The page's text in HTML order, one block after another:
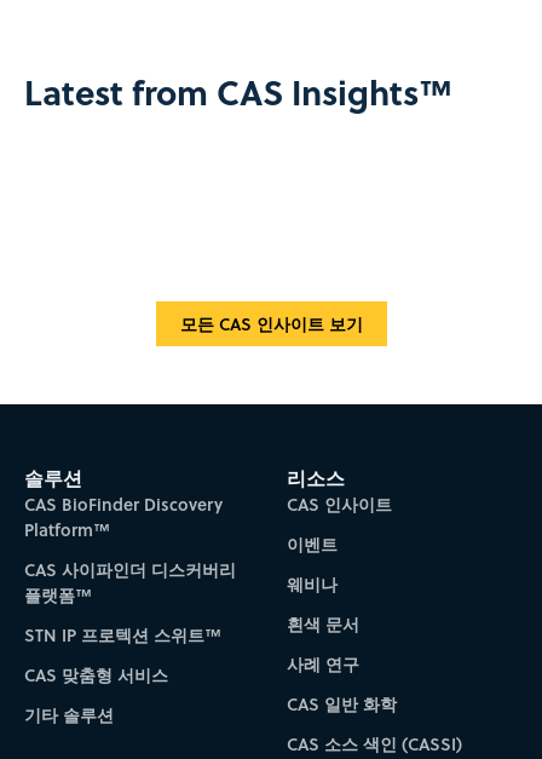
Latest from CAS Insights™
모든 CAS 인사이트 보기
솔루션
CAS BioFinder Discovery
Platform™
CAS 사이파인더 디스커버리
플랫폼™
STN IP 프로텍션 스위트™
CAS 맞춤형 서비스
기타 솔루션
리소스
CAS 인사이트
이벤트
웨비나
흰색 문서
사례 연구
CAS 일반 화학
CAS 소스 색인 (CASSI)